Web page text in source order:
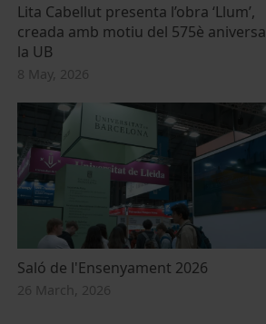
Lita Cabellut presenta l’obra ‘Llum’,
creada amb motiu del 575è
la UB
8 May, 2026
Saló de l'Ensenyament 2026
26 March, 2026